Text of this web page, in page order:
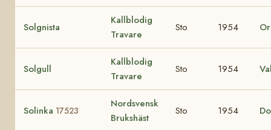
Solgnista
Kallblodig
Travare
Sto 1954
Solgull
Kallblodig
Travare
Sto 1954
Solinka 17523
Nordsvensk
Brukshäst
Sto 1954